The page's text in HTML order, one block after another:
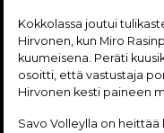
Kokkolassa joutui
Hirvonen, kun Miro
kuumeisena. Peräti
osoitti, että vastustaja
Hirvonen kesti paineen
Savo Volleylla on